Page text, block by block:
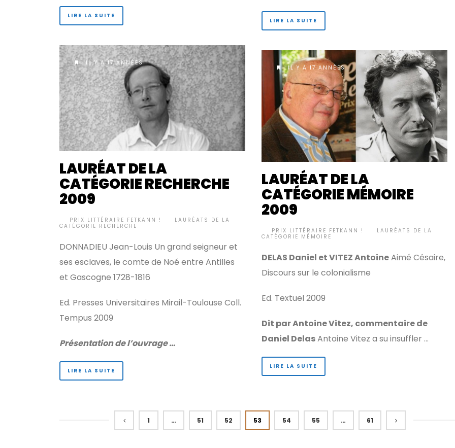
LIRE LA SUITE
LIRE LA SUITE
IL Y A 17 ANNÉES
LAURÉAT DE LA
CATÉGORIE RECHERCHE
2009
PRIX LITTÉRAIRE FETKANN !
LAURÉATS DE LA
CATÉGORIE RECHERCHE
DONNADIEU Jean-Louis Un grand seigneur et
ses esclaves, le comte de Noé entre Antilles
et Gascogne 1728-1816
Ed. Presses Universitaires Mirail-Toulouse Coll.
Tempus 2009
Présentation de l’ouvrage …
LIRE LA SUITE
IL Y A 17 ANNÉES
LAURÉAT DE LA
CATÉGORIE MÉMOIRE
2009
PRIX LITTÉRAIRE FETKANN !
LAURÉATS DE LA
CATÉGORIE MÉMOIRE
DELAS Daniel et VITEZ AntoineAimé Césaire,
Discours sur le colonialisme
Ed. Textuel 2009
Dit par Antoine Vitez, commentaire de
Daniel DelasAntoine Vitez a su insuffler …
LIRE LA SUITE
1 … 51 52 53 54 55 … 61